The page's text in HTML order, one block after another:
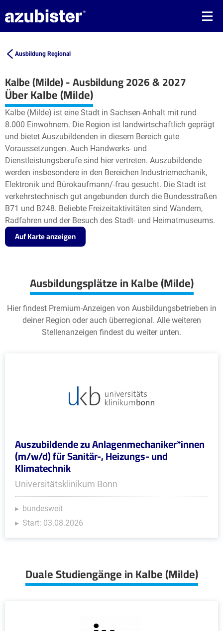
Ausbildung Regional
Kalbe (Milde) - Ausbildung 2026 & 2027
+
−
Leaflet| ©OpenStreetMap2
Über Kalbe (Milde)
Kalbe (Milde) ist eine Stadt in Sachsen-Anhalt mit rund
8.000 Einwohnern. Die Region ist landwirtschaftlich geprägt
und bietet Auszubildenden in diesem Bereich gute
Voraussetzungen. Auch Handwerks- und
Dienstleistungsberufe sind hier vertreten. Auszubildende
werden insbesondere in den Bereichen Industriemechanik,
Elektronik und Bürokaufmann/-frau gesucht. Die Stadt ist
verkehrstechnisch gut angebunden durch die Bundesstraßen
B71 und B248. Beliebte Freizeitaktivitäten sind Wandern,
Radfahren und der Besuch des Stadt- und Heimatmuseums.
Auf Karte anzeigen
Ausbildungsplätze in Kalbe (Milde)
Hier findest Premium-Anzeigen von Ausbildungsbetrieben in
deiner Region oder auch überregional. Alle weiteren
Stellenanzeigen findest du weiter unten.
Auszubildende zu Anlagenmechaniker*innen
(m/w/d) für Sanitär-, Heizungs- und
Klimatechnik
Universitätsklinikum Bonn
bundesweit
Start: 03.08.2026
Duale Studiengänge in Kalbe (Milde)